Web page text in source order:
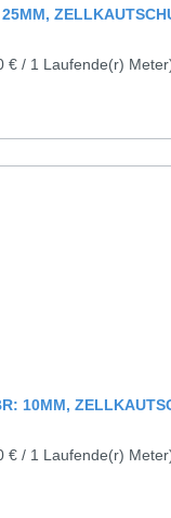
€ / 1 Laufende(r)
10MM,
€ / 1 Laufende(r)